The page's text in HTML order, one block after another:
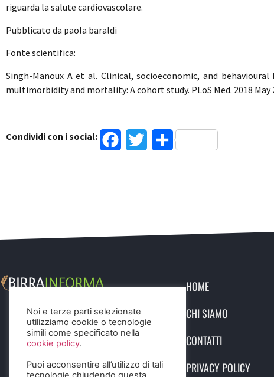
riguarda la salute cardiovascolare.
Pubblicato da paola baraldi
Fonte scientifica:
Singh-Manoux A et al. Clinical, socioeconomic, and
multimorbidity and mortality: A cohort study. PLoS Med. 2018 May
Condividi con i social: FacebookTwitterCondividi
HOME
CHI SIAMO
CONTATTI
PRIVACY POLICY
Noi e terze parti selezionate
utilizziamo cookie o tecnologie
simili come specificato nella
cookie policy.
Puoi acconsentire all’utilizzo di tali